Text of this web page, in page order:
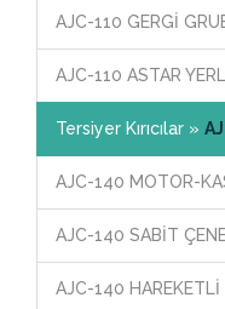
AJC-110 GERGİ
AJC-110 ASTAR
Tersiyer Kırıcılar »
AJC-140 MOTOR-
AJC-140 SABİT
AJC-140 HAREKETLİ